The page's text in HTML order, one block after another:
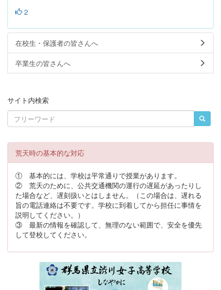
2
在校生・保護者の皆さんへ
卒業生の皆さんへ
サイト内検索
荒天時の基本的な対応
① 基本的には、学校は平常通りで授業があります。
② 荒天のために、公共交通機関の運行の遅延があったりし
た場合など、遅刻扱いとはしません。（この場合は、遅れる
旨の電話連絡は不要です。学校に到着してから担任に事情を
説明してください。）
③ 最新の情報を確認して、無理のない範囲で、安全を優先
して登校してください。